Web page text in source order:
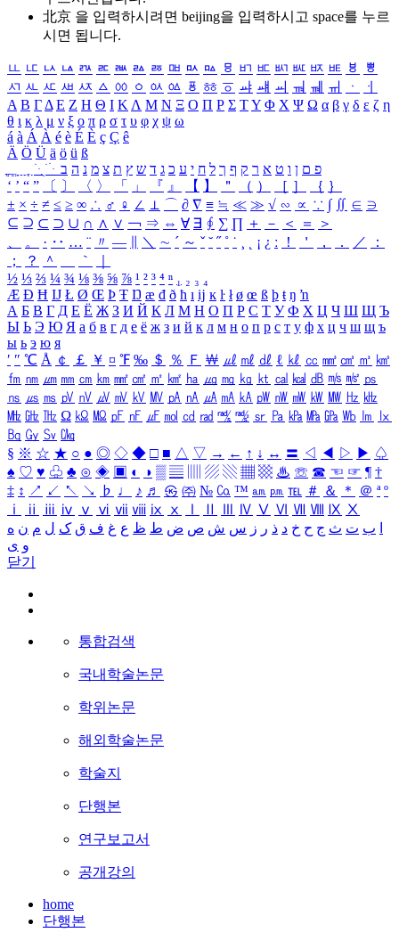
北京 을 입력하시려면 beijing을 입력하시고 space를 누르
시면 됩니다.
ㅥ ㅦ ㅧ ㅨ ㅩ ㅪ ㅫ ㅬ ㅭ ㅮ ㅯ ㅰ ㅱ ㅲ ㅳ ㅴ ㅵ ㅶ ㅷ ㅸ
ㅹ
ㅺ ㅻ ㅼ ㅽ ㅾ ㅿ ㆀ ㆁ ㆂ ㆃ ㆄ ㆅ ㆆ ㆇ ㆈ ㆉ ㆊ ㆋ ㆌ ㆍ
ㆎ
Α Β ΓΔ Ε Ζ Η Θ Ι ΚΛ Μ Ν Ξ Ο Π Ρ Σ ΤΥ Φ Χ Ψ Ω α β γ δ ε ζ η
θ ι κ λ μ ν ξ ο π ρ σ τ υ φ χ ψ ω
á à Á À é è É È ç Ç ê
Ä Ö Ü ä ö ü ß
ִֶֹ ֻּ ׁׂ פ ם ן ו ט א ר ק ף ך ל ח י ע כ ג ד ש ץ ת צ מ נ ה ב
‘ ’ “ ” 〔 〕 〈 〉 「 」 『 』 【 】 ＂ （ ） ［ ］ ｛ ｝
± × ÷ ≠ ≤ ≥ ∞ ∴ ♂ ♀ ∠ ⊥ ⌒ ∂ ∇ ≡ ≒ ≪ ≫ √ ∽ ∝ ∵ ∫ ∬ ∈ ∋
⊆ ⊇ ⊂ ⊃ ∪ ∩ ∧ ∨ ￢ ⇒ ⇔ ∀ ∃ ∮ ∑ ∏ ＋ － ＜ ＝
＞
、
。 · ‥ … ¨ 〃 ― ＼ ∼ ´ ～ ˇ ˘ ˝ ˚ ˙ ¸ ¡ ¿ ː ！ ＇ ， ． ／
：
；
？ ＾ ｀
½ ⅓ ⅔ ¼ ¾ ⅛ ⅜ ⅝ ⅞ ¹ ² ³ ⁴ ⁿ ₁ ₂ ₃ ₄
Æ Ð Ħ Ĳ Ł Ø Œ Þ Ŧ Ŋ æ đ ð ħ ı ĳ ĸ ŀ ł ø œ ß þ ŧ ŋ ŉ
А Б В Г Д Е Ё Ж З И Й К Л М Н О П Р С Т У Ф Х Ц Ч Ш Щ Ъ
Ы Ь Э Ю Я а б в г д е ё ж з и й к л м н о п р с т у ф х ц ч ш щ ъ
ы ь э ю я
′ ″ ℃ Å ￠ ￡ ￥ ¤ ℉ ‰ ＄ ％ Ｆ ￦ ㎕ ㎖ ㎗ ℓ ㎘ ㏄ ㎣ ㎤ ㎥ ㎦
㎙ ㎚ ㎛ ㎜ ㎝ ㎞ ㎟ ㎠ ㎡ ㎢ ㏊ ㎍ ㎎ ㎏ ㏏ ㎈ ㎉ ㏈ ㎧ ㎨ ㎰
㎱ ㎲ ㎳ ㎴ ㎵ ㎶ ㎷ ㎸ ㎹ ㎀ ㎁ ㎂ ㎃ ㎄ ㎺ ㎻ ㎽ ㎾ ㎿ ㎐ ㎑
㎒ ㎓ ㎔ Ω ㏀ ㏁ ㎊ ㎋ ㎌ ㏖ ㏅ ㎭ ㎮ ㎯ ㏛ ㎩ ㎪ ㎫ ㎬ ㏝ ㏐
㏓
㏃ ㏉ ㏜ ㏆
§ ※ ☆ ★ ○ ● ◎ ◇ ◆ □ ■ △ ▽ → ← ↑ ↓ ↔ 〓 ◁ ◀ ▷ ▶ ♤
♠ ♡ ♥ ♧ ♣ ⊙ ◈ ▣ ◐ ◑ ▒ ▤ ▨ ▧ ▦ ▩ ♨ ☏ ☎ ☜ ☞ ¶ †
‡ ↕ ↗ ↙ ↖ ↘ ♭ ♩ ♪ ♬ ㉿ ㈜ № ㏇ ™ ㏂ ㏘ ℡ ＃ ＆ ＊ ＠ ª º
ⅰ
ⅱ ⅲ ⅳ ⅴ ⅵ ⅶ ⅷ ⅸ ⅹ Ⅳ Ⅴ Ⅵ Ⅶ Ⅷ Ⅸ Ⅹ
ب ت ث ج ح خ د ذ ر ز س ش ص ض ط ظ ع غ ف ق ک ل م ن ه
و ی
닫기
통합검색
국내학술논문
학위논문
해외학술논문
학술지
단행본
연구보고서
공개강의
home
단행본